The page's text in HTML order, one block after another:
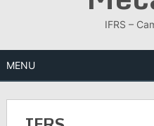
IFRS –
MENU